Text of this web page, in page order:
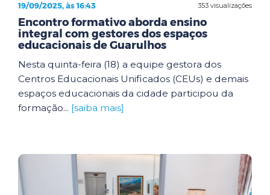
353 visualizações
19/09/2025, às 16:43
Encontro formativo aborda ensino
integral com gestores dos espaços
educacionais de Guarulhos
Nesta quinta-feira (18) a equipe gestora dos
Centros Educacionais Unificados (CEUs) e demais
espaços educacionais da cidade participou da
formação... [saiba mais]